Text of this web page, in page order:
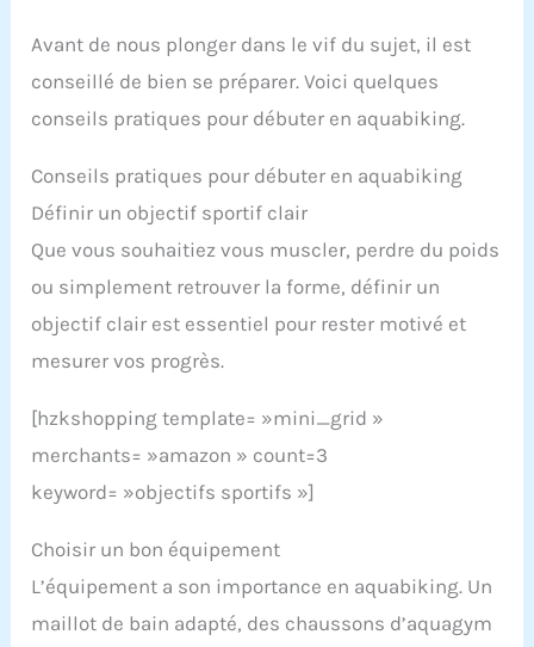
Avant de nous plonger dans le vif du sujet, il est
conseillé de bien se préparer. Voici quelques
conseils pratiques pour débuter en aquabiking.
Conseils pratiques pour débuter en aquabiking
Définir un objectif sportif clair
Que vous souhaitiez vous muscler, perdre du poids
ou simplement retrouver la forme, définir un
objectif clair est essentiel pour rester motivé et
mesurer vos progrès.
[hzkshopping template= »mini_grid »
merchants= »amazon » count=3
keyword= »objectifs sportifs »]
Choisir un bon équipement
L’équipement a son importance en aquabiking. Un
maillot de bain adapté, des chaussons d’aquagym